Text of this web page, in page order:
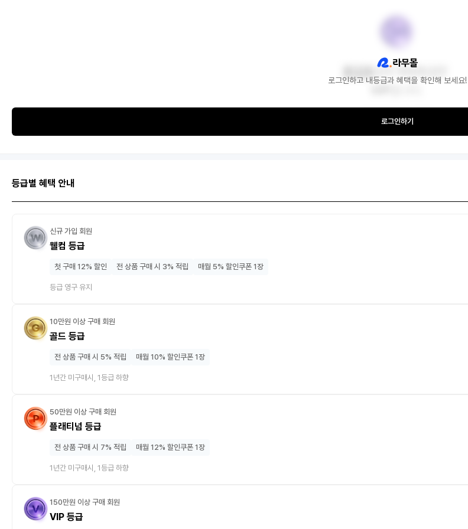
로그인하고 내등급과 혜택을 확인해 보세요!
로그인하기
등급별 혜택 안내
신규 가입 회원
웰컴 등급
첫 구매 12% 할인 전 상품 구매 시 3% 적립 매월 5% 할인쿠폰 1장
등급 영구 유지
10만원 이상 구매 회원
골드 등급
전 상품 구매 시 5% 적립 매월 10% 할인쿠폰 1장
1년간 미구매시, 1등급 하향
50만원 이상 구매 회원
플래티넘 등급
전 상품 구매 시 7% 적립 매월 12% 할인쿠폰 1장
1년간 미구매시, 1등급 하향
150만원 이상 구매 회원
VIP 등급